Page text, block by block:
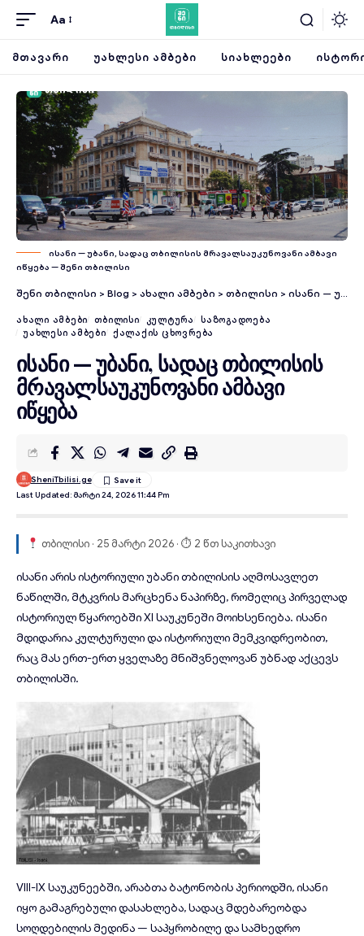
Aa
ᲛᲗᲐᲕᲐᲠᲘ ᲣᲐᲮᲚᲔᲡᲘ ᲐᲛᲑᲔᲑᲘ ᲡᲘᲐᲮᲚᲔᲔᲑᲘ
ისანი — უბანი, სადაც თბილისის მრავალსაუკუნოვანი ამბავი
იწყება — შენი თბილისი
შენი თბილისი > Blog > ახალი ამბები > თბილისი > ისანი — უბანი, სადაც თბილისის მრავალსაუკუნოვანი ამბავი იწყება
ᲐᲮᲐᲚᲘ ᲐᲛᲑᲔᲑᲘ ᲗᲑᲘᲚᲘᲡᲘ ᲙᲣᲚᲢᲣᲠᲐ
ᲡᲐᲖᲝᲒᲐᲓᲝᲔᲑᲐ
ᲣᲐᲮᲚᲔᲡᲘ ᲐᲛᲑᲔᲑᲘ
ᲥᲐᲚᲐᲥᲘᲡ ᲪᲮᲝᲕᲠᲔᲑᲐ
ისანი — უბანი, სადაც თბილისის
მრავალსაუკუნოვანი ამბავი
იწყება
Last Updated: Მარტი 24, 2026 11:44 Pm
SheniTbilisi.ge
თბილისი · 25 მარტი 2026 · ⏱ 2 წთ საკითხავი
ისანიარისისტორიული უბანითბილისის აღმოსავლეთ
ნაწილში, მტკვრის მარცხენა ნაპირზე, რომელიც პირველად
ისტორიულ წყაროებში XI საუკუნეში მოიხსენიება. ისანი
მდიდარია კულტურული და ისტორიული მემკვიდრეობით,
რაც მას ერთ-ერთ ყველაზე მნიშვნელოვან უბნად აქცევს
თბილისში.
VIII-IX საუკუნეებში, არაბთა ბატონობის პერიოდში, ისანი
იყო გამაგრებული დასახლება, სადაც მდებარეობდა
სოღდებილის მედინა — საპყრობილე და სამხედრო